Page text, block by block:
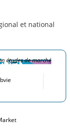
et national
études de marché